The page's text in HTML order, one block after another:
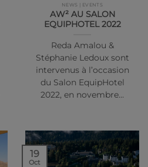
NEWS | EVENTS
AW² AU SALON
EQUIPHOTEL 2022
Reda Amalou &
Stéphanie Ledoux sont
intervenus à l’occasion
du Salon EquipHotel
2022, en novembre…
19
Oct